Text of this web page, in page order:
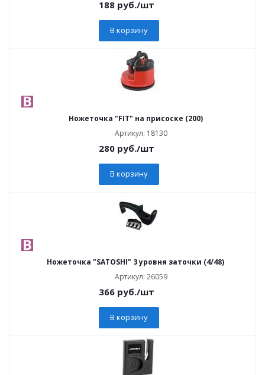
188 руб./шт
В корзину
Ножеточка "FIT" на присоске (200)
Артикул: 18130
280 руб./шт
В корзину
Ножеточка "SATOSHI" 3 уровня заточки (4/48)
Артикул: 26059
366 руб./шт
В корзину